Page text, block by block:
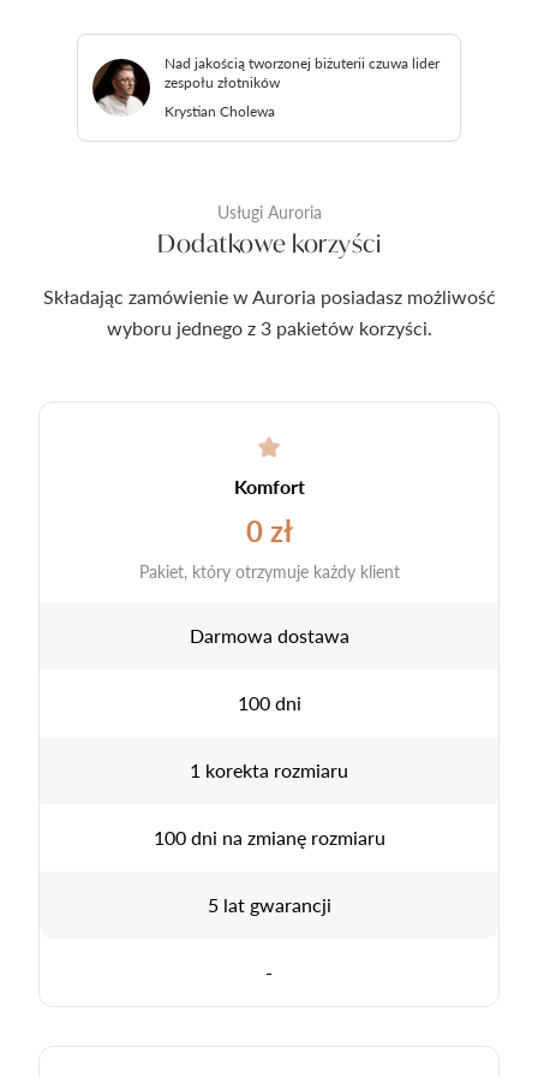
Nad jakością tworzonej biżuterii czuwa lider
zespołu złotników
Krystian Cholewa
Usługi Auroria
Dodatkowe korzyści
Składając zamówienie w Auroria posiadasz możliwość
wyboru jednego z 3 pakietów korzyści.
Komfort
0 zł
Pakiet, który otrzymuje każdy klient
Darmowa dostawa
100 dni
1 korekta rozmiaru
100 dni na zmianę rozmiaru
5 lat gwarancji
-